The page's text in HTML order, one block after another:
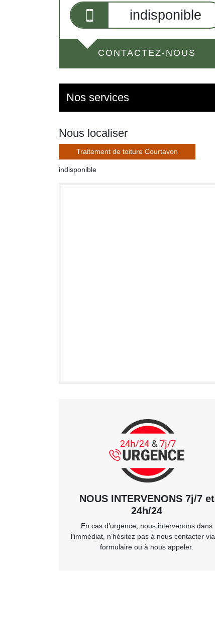
indisponible
CONTACTEZ-NOUS
Nos services
Nous localiser
Traitement de toiture Courtavon
indisponible
NOUS INTERVENONS 7j/7 et
24h/24
En cas d’urgence, nous intervenons dans
l’immédiat, n’hésitez pas à nous contacter
formulaire ou à nous appeler.